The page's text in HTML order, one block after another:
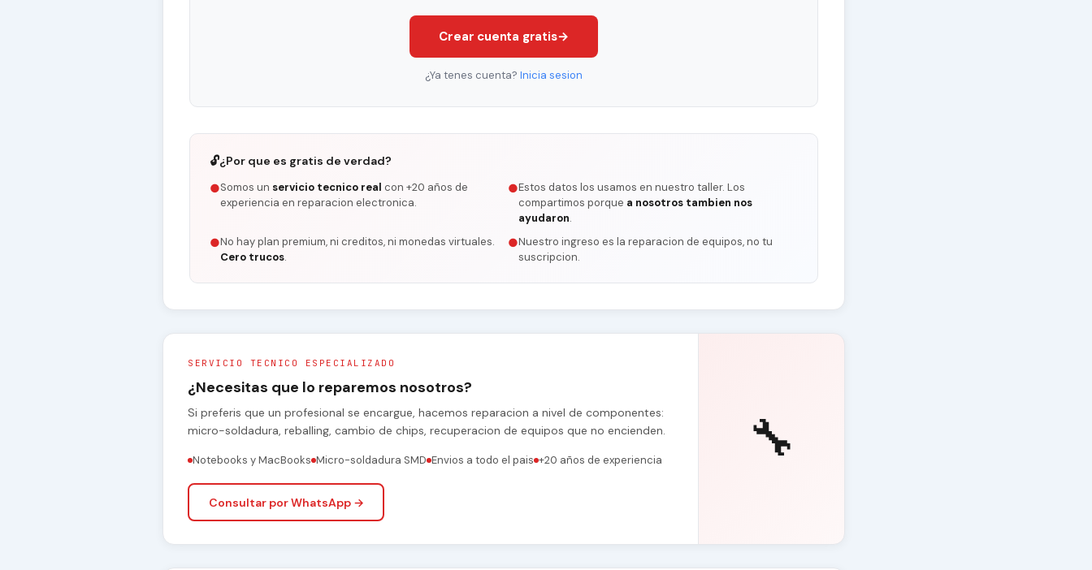
Crear cuenta gratis→
¿Ya tenes cuenta? Inicia sesion
🔓¿Por que es gratis de verdad?
●Somos un servicio tecnico real con +20 años de
experiencia en reparacion electronica.
●Estos datos los usamos en nuestro taller. Los
compartimos porque a nosotros tambien nos
ayudaron.
●No hay plan premium, ni creditos, ni monedas virtuales.
Cero trucos.
●Nuestro ingreso es la reparacion de equipos, no tu
suscripcion.
SERVICIO TECNICO ESPECIALIZADO
¿Necesitas que lo reparemos nosotros?
Si preferis que un profesional se encargue, hacemos reparacion a nivel de componentes:
micro-soldadura, reballing, cambio de chips, recuperacion de equipos que no encienden.
Notebooks y MacBooks Micro-soldadura SMD Envios a todo el pais +20 años de experiencia
Consultar por WhatsApp →
🔧